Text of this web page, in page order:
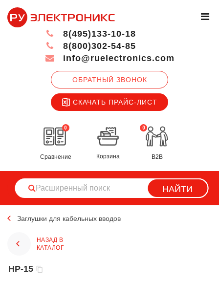
ОБРАТНЫЙ ЗВОНОК
СКАЧАТЬ ПРАЙС-ЛИСТ
8(495)133-10-18
8(800)302-54-85
info@ruelectronics.com
0
Сравнение
0
Корзина B2B
НАЙТИ
Заглушки для кабельных вводов
НАЗАД В
КАТАЛОГ
HP-15